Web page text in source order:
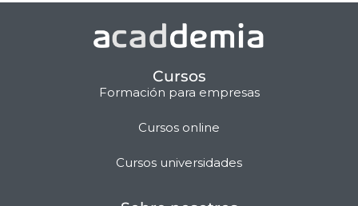
Cursos
Formación para empresas
Cursos online
Cursos universidades